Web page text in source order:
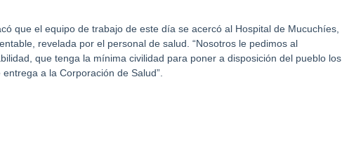
que el equipo de trabajo de este día se acercó al Hospital de Mucuchíes,
revelada por el personal de salud. “Nosotros le pedimos al
que tenga la mínima civilidad para poner a disposición del pueblo los
a la Corporación de Salud”.